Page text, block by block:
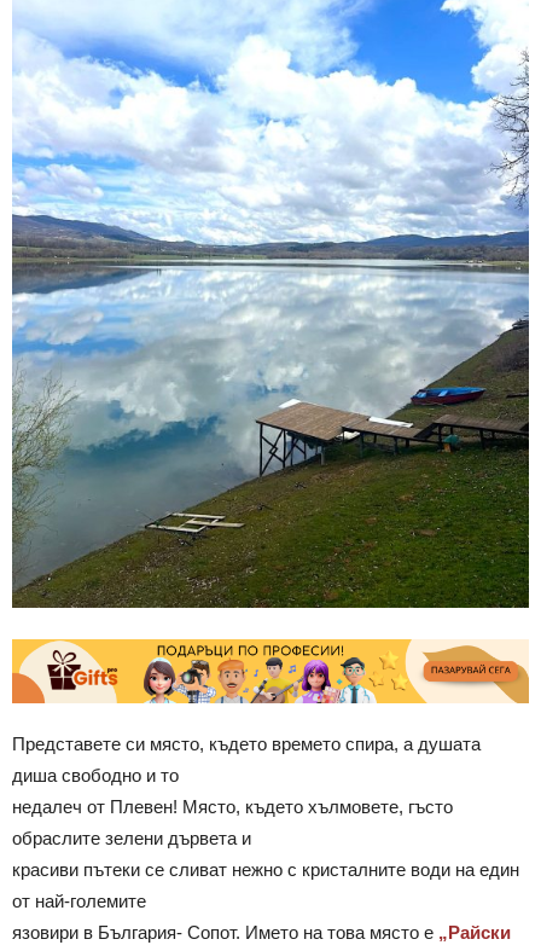
Представете си място, където времето спира, а душата
диша свободно и то
недалеч от Плевен! Място, където хълмовете, гъсто
обраслите зелени дървета и
красиви пътеки се сливат нежно с кристалните води на един
от най-големите
язовири в България- Сопот. Името на това място е „Райски